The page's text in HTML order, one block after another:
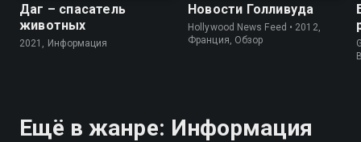
Даг – спасатель
животных
2021, Информация
Новости Голливуда
Hollywood News Feed • 2012,
Франция, Обзор
Ещё в жанре: Информация